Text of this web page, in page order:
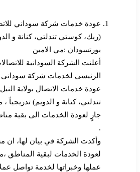
عودة خدمات شركة سوداني
(ربك، كوستي تندلتي، كنانة و
بورتسودان :مي الامين
أعلنت الشركة السودانية
الرئيسي لخدمات شركة سوداني
عودة خدمات الاتصال بولاية
تندلتي، كنانة و الدويم) تدريجياً
جارٍ لعودة الخدمات الى بقية
وأكدت الشركة في بيان لها، ان
لعودة الخدمات لبقية المناطق
عملها وخبراتها لخدمة تواصل